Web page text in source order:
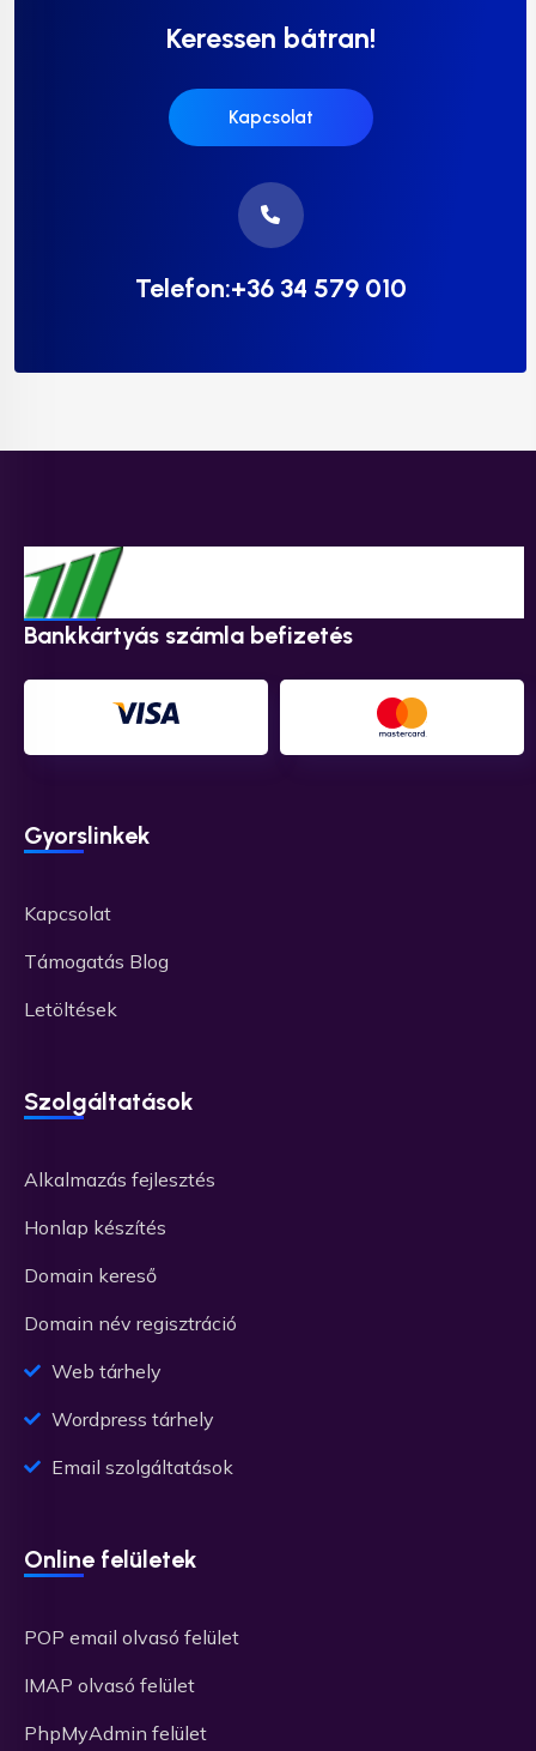
Keressen bátran!
Kapcsolat
Telefon:+36 34 579 010
Bankkártyás számla befizetés
Gyorslinkek
Kapcsolat
Támogatás Blog
Letöltések
Szolgáltatások
Alkalmazás fejlesztés
Honlap készítés
Domain kereső
Domain név regisztráció
Web tárhely
Wordpress tárhely
Email szolgáltatások
Online felületek
POP email olvasó felület
IMAP olvasó felület
PhpMyAdmin felület